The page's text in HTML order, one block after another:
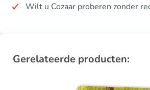
Wilt u Cozaar proberen zonder
Gerelateerde producten: